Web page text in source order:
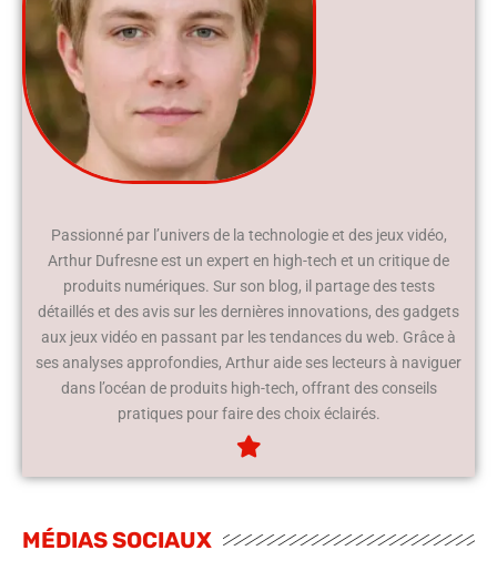
Passionné par l’univers de la technologie et des jeux vidéo,
Arthur Dufresne est un expert en high-tech et un critique de
produits numériques. Sur son blog, il partage des tests
détaillés et des avis sur les dernières innovations, des gadgets
aux jeux vidéo en passant par les tendances du web. Grâce à
ses analyses approfondies, Arthur aide ses lecteurs à naviguer
dans l’océan de produits high-tech, offrant des conseils
pratiques pour faire des choix éclairés.
MÉDIAS SOCIAUX